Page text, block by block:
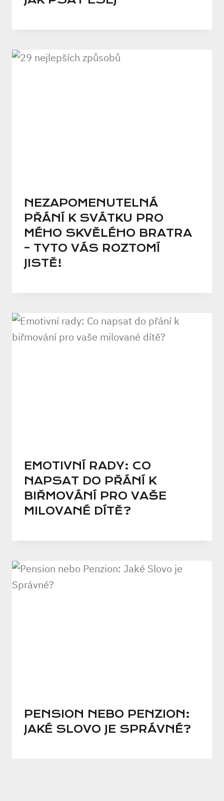
NEZAPOMENUTELNÁ
PŘÁNÍ K SVÁTKU PRO
MÉHO SKVĚLÉHO BRATRA
– TYTO VÁS ROZTOMÍ
JISTĚ!
EMOTIVNÍ RADY: CO
NAPSAT DO PŘÁNÍ K
BIŘMOVÁNÍ PRO VAŠE
MILOVANÉ DÍTĚ?
PENSION NEBO PENZION:
JAKÉ SLOVO JE SPRÁVNÉ?